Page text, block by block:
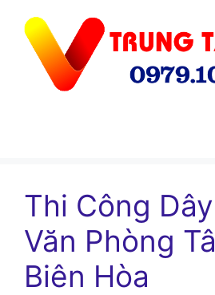
Thi Công
Văn Phòng
Biên Hòa